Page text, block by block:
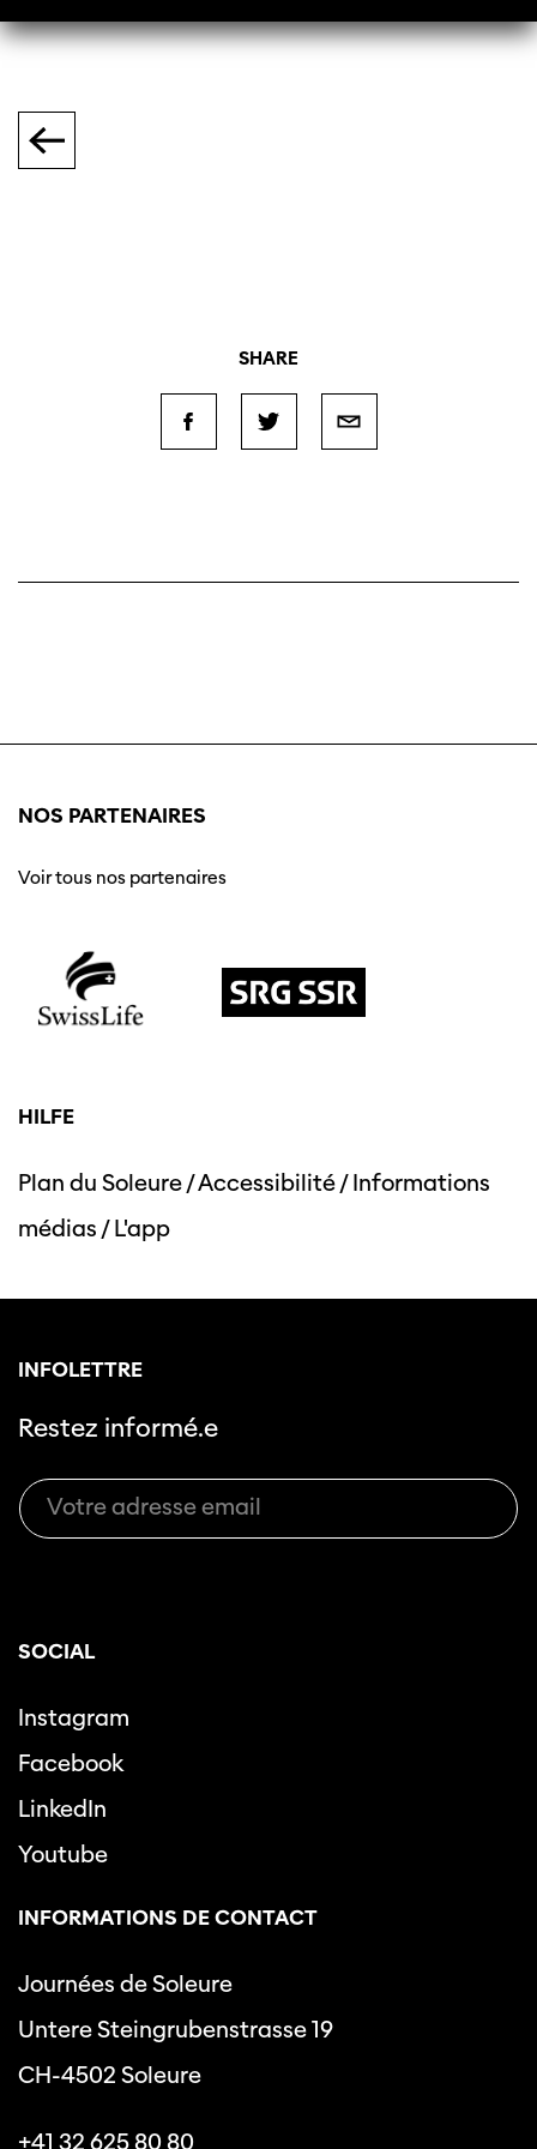
Cette page ne s'affiche pas de manière
optimale avec Internet Explorer. Veuillez
SHARE
NOS PARTENAIRES
Voir tous nos partenaires
HILFE
Plan du Soleure/Accessibilité/Informations
médias /L'app
INFOLETTRE
Restez informé.e
SOCIAL
Instagram
Facebook
LinkedIn
Youtube
INFORMATIONS DE CONTACT
Journées de Soleure
Untere Steingrubenstrasse 19
CH-4502 Soleure
+41 32 625 80 80